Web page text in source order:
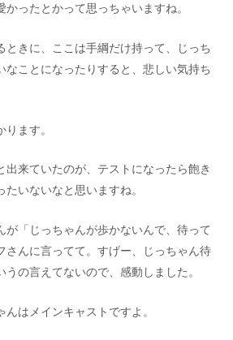
ったとかって思っちゃいますね。
ときに、ここは手綱だけ持って、じっち
なことになったりすると、悲しい気持ち
ます。
出来ていたのが、テストになったら飽き
いないなと思いますね。
が「じっちゃんが歩かないんで、待って
さんに言ってて。すげー、じっちゃん待
の言えてないので、感動しました。
はメインキャストですよ。